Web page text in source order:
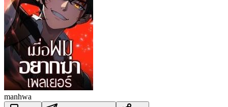
manhwa